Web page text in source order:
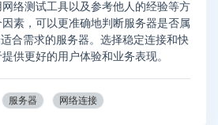
络测试工具以及参考他人的经验等方
素，可以更准确地判断服务器是否属
合需求的服务器。选择稳定连接和快
供更好的用户体验和业务表现。
服务器 网络连接